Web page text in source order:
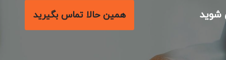
همین حالا تماس بگیرید